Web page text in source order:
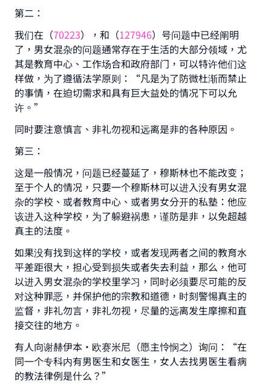
第二：
我们在（70223），和（127946）号问题中已经阐明
了，男女混杂的问题通常存在于生活的大部分领域，尤
其是教育中心、工作场合和政府部门，可以特许他们这
样做，为了遵循法学原则：“凡是为了防微杜渐而禁止
的事情，在迫切需求和具有巨大益处的情况下可以允
许。”
同时要注意慎言、非礼勿视和远离是非的各种原因。
第三：
这是一般情况，问题已经蔓延了，穆斯林也不能改变；
至于个人的情况，只要一个穆斯林可以进入没有男女混
杂的学校、或者教育中心、或者男女分开的私塾：他应
该进入这种学校，为了躲避祸患，谨防是非，以免超越
真主的法度。
如果没有找到这样的学校，或者发现两者之间的教育水
平差距很大，担心受到损失或者失去利益，那么，他可
以进入男女混杂的学校里学习，同时必须要尽可能的反
对这种罪恶，并保护他的宗教和道德，时刻警惕真主的
监督，非礼勿言，非礼勿视，尽量的远离发生摩擦和直
接交往的地方。
有人向谢赫伊本•欧赛米尼（愿主怜悯之）询问：“在
同一个专科内有男医生和女医生，女人去找男医生看病
的教法律例是什么？”
Make an impact on millions of lives
with your contribution today
Your support is crucial for our mission.
The Prophet (ﷺ) said:
"A person who leads others to doing what is
good will earn the same reward as those who